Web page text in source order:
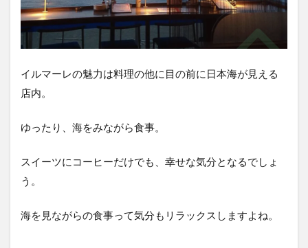
イルマーレの魅力は料理の他に目の前に日本海が見える
店内。
ゆったり、海をみながら食事。
スイーツにコーヒーだけでも、幸せな気分となるでしょ
う。
海を見ながらの食事って気分もリラックスしますよね。